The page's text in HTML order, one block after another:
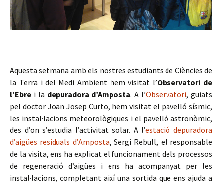
Aquesta setmana amb els nostres estudiants de Ciències de
la Terra i del Medi Ambient hem visitat l’Observatori de
l’Ebre i la depuradora d’Amposta. A l’Observatori, guiats
pel doctor Joan Josep Curto, hem visitat el pavelló sísmic,
les instal·lacions meteorològiques i el pavelló astronòmic,
des d’on s’estudia l’activitat solar. A l’estació depuradora
d’aigües residuals d’Amposta, Sergi Rebull, el responsable
de la visita, ens ha explicat el funcionament dels processos
de regeneració d’aigües i ens ha acompanyat per les
instal·lacions, completant així una sortida que ens ajuda a